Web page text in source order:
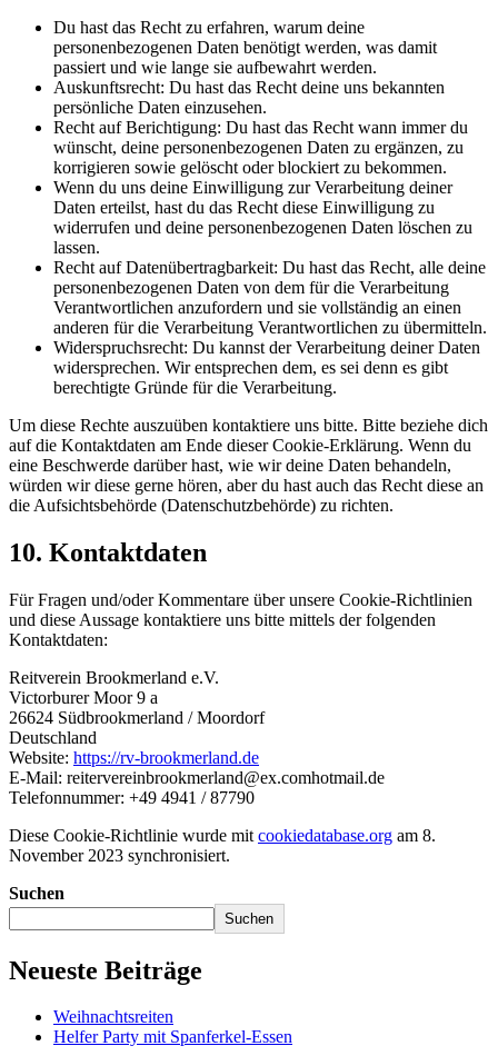
Du hast das Recht zu erfahren, warum deine
personenbezogenen Daten benötigt werden, was damit
passiert und wie lange sie aufbewahrt werden.
Auskunftsrecht: Du hast das Recht deine uns bekannten
persönliche Daten einzusehen.
Recht auf Berichtigung: Du hast das Recht wann immer du
wünscht, deine personenbezogenen Daten zu ergänzen, zu
korrigieren sowie gelöscht oder blockiert zu bekommen.
Wenn du uns deine Einwilligung zur Verarbeitung deiner
Daten erteilst, hast du das Recht diese Einwilligung zu
widerrufen und deine personenbezogenen Daten löschen zu
lassen.
Recht auf Datenübertragbarkeit: Du hast das Recht, alle deine
personenbezogenen Daten von dem für die Verarbeitung
Verantwortlichen anzufordern und sie vollständig an einen
anderen für die Verarbeitung Verantwortlichen zu übermitteln.
Widerspruchsrecht: Du kannst der Verarbeitung deiner Daten
widersprechen. Wir entsprechen dem, es sei denn es gibt
berechtigte Gründe für die Verarbeitung.
Um diese Rechte auszuüben kontaktiere uns bitte. Bitte beziehe dich
auf die Kontaktdaten am Ende dieser Cookie-Erklärung. Wenn du
eine Beschwerde darüber hast, wie wir deine Daten behandeln,
würden wir diese gerne hören, aber du hast auch das Recht diese an
die Aufsichtsbehörde (Datenschutzbehörde) zu richten.
10. Kontaktdaten
Für Fragen und/oder Kommentare über unsere Cookie-Richtlinien
und diese Aussage kontaktiere uns bitte mittels der folgenden
Kontaktdaten:
Reitverein Brookmerland e.V.
Victorburer Moor 9 a
26624 Südbrookmerland / Moordorf
Deutschland
Website: https://rv-brookmerland.de
E-Mail: reitervereinbrookmerland@ex.comhotmail.de
Telefonnummer: +49 4941 / 87790
Diese Cookie-Richtlinie wurde mit cookiedatabase.org am 8.
November 2023 synchronisiert.
Suchen
Suchen
Neueste Beiträge
Weihnachtsreiten
Helfer Party mit Spanferkel-Essen